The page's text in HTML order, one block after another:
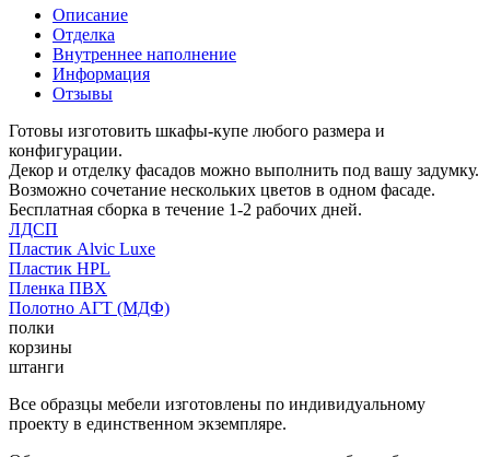
Описание
Отделка
Внутреннее наполнение
Информация
Отзывы
Готовы изготовить шкафы-купе любого размера и
конфигурации.
Декор и отделку фасадов можно выполнить под вашу задумку.
Возможно сочетание нескольких цветов в одном фасаде.
Бесплатная сборка в течение 1-2 рабочих дней.
ЛДСП
Пластик Alvic Luxe
Пластик HPL
Пленка ПВХ
Полотно АГТ (МДФ)
полки
корзины
штанги
Все образцы мебели изготовлены по индивидуальному
проекту в единственном экземпляре.